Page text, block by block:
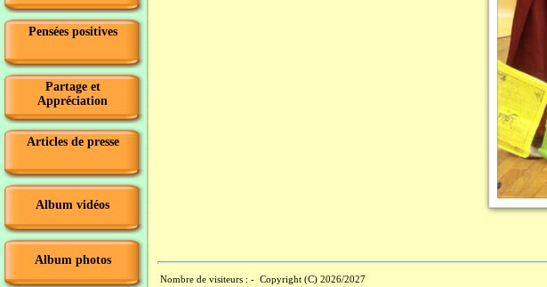
Pensées positives
Partage et
Appréciation
Articles de presse
Album vidéos
Album photos
Nombre de visiteurs : - Copyright (C) 2026/2027